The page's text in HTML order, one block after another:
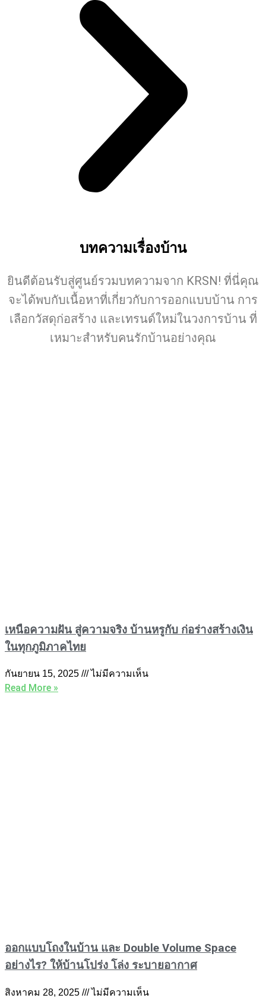
บทความเรื่องบ้าน
ยินดีต้อนรับสู่ศูนย์รวมบทความจาก KRSN! ที่นี่คุณ
จะได้พบกับเนื้อหาที่เกี่ยวกับการออกแบบบ้าน การ
เลือกวัสดุก่อสร้าง และเทรนด์ใหม่ในวงการบ้าน ที่
เหมาะสำหรับคนรักบ้านอย่างคุณ
เหนือความฝัน สู่ความจริง บ้านหรูกับ ก่อร่างสร้างเงิน
ในทุกภูมิภาคไทย
กันยายน 15, 2025 ไม่มีความเห็น
Read More »
ออกแบบโถงในบ้าน และ Double Volume Space
อย่างไร? ให้บ้านโปร่ง โล่ง ระบายอากาศ
สิงหาคม 28, 2025 ไม่มีความเห็น